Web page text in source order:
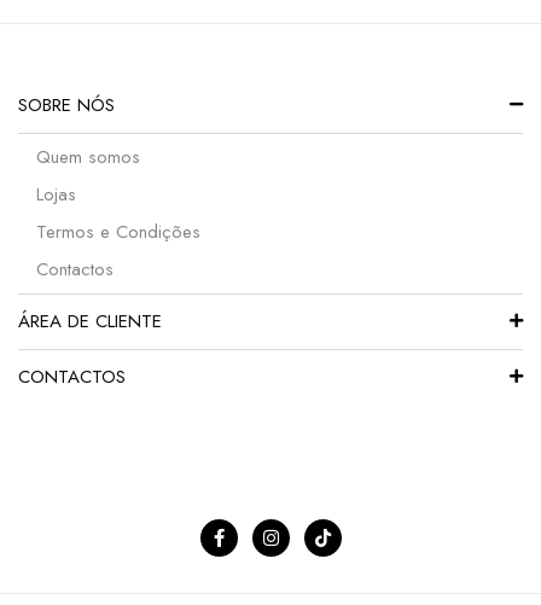
SOBRE NÓS
Quem somos
Lojas
Termos e Condições
Contactos
ÁREA DE CLIENTE
CONTACTOS